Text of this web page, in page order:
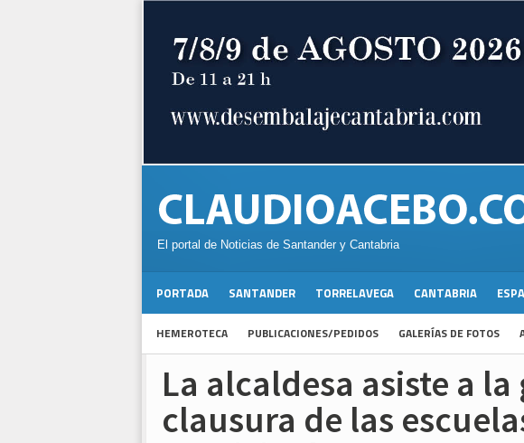
El portal de Noticias de Santander y Cantabria
PORTADA SANTANDER TORRELAVEGA CANTABRIA
HEMEROTECA PUBLICACIONES/PEDIDOS GALERÍAS DE FOTOS
La alcaldesa asiste a
clausura de las